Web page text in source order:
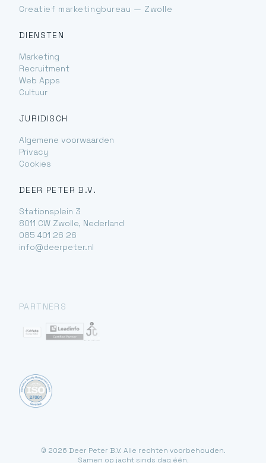
Creatief marketingbureau — Zwolle
DIENSTEN
Marketing
Recruitment
Web Apps
Cultuur
JURIDISCH
Algemene voorwaarden
Privacy
Cookies
DEER PETER B.V.
Stationsplein 3
8011 CW Zwolle, Nederland
085 401 26 26
info@deerpeter.nl
PARTNERS
© 2026 Deer Peter B.V. Alle rechten voorbehouden.
Samen op jacht sinds dag één.